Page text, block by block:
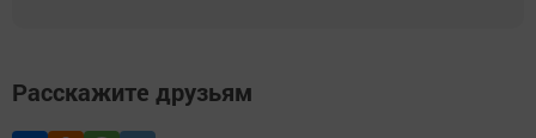
Расскажите друзьям